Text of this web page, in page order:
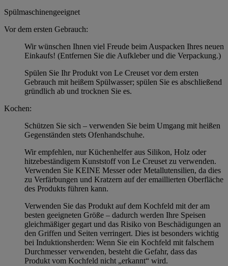
Spülmaschinengeeignet
Vor dem ersten Gebrauch:
Wir wünschen Ihnen viel Freude beim Auspacken Ihres neuen
Einkaufs! (Entfernen Sie die Aufkleber und die Verpackung.)
Spülen Sie Ihr Produkt von Le Creuset vor dem ersten
Gebrauch mit heißem Spülwasser; spülen Sie es abschließend
gründlich ab und trocknen Sie es.
Kochen:
Schützen Sie sich – verwenden Sie beim Umgang mit heißen
Gegenständen stets Ofenhandschuhe.
Wir empfehlen, nur Küchenhelfer aus Silikon, Holz oder
hitzebeständigem Kunststoff von Le Creuset zu verwenden.
Verwenden Sie KEINE Messer oder Metallutensilien, da dies
zu Verfärbungen und Kratzern auf der emaillierten Oberfläche
des Produkts führen kann.
Verwenden Sie das Produkt auf dem Kochfeld mit der am
besten geeigneten Größe – dadurch werden Ihre Speisen
gleichmäßiger gegart und das Risiko von Beschädigungen an
den Griffen und Seiten verringert. Dies ist besonders wichtig
bei Induktionsherden: Wenn Sie ein Kochfeld mit falschem
Durchmesser verwenden, besteht die Gefahr, dass das
Produkt vom Kochfeld nicht „erkannt“ wird.